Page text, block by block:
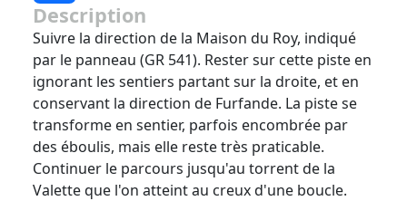
Description
Suivre la direction de la Maison du Roy, indiqué
par le panneau (GR 541). Rester sur cette piste en
ignorant les sentiers partant sur la droite, et en
conservant la direction de Furfande. La piste se
transforme en sentier, parfois encombrée par
des éboulis, mais elle reste très praticable.
Continuer le parcours jusqu'au torrent de la
Valette que l'on atteint au creux d'une boucle.